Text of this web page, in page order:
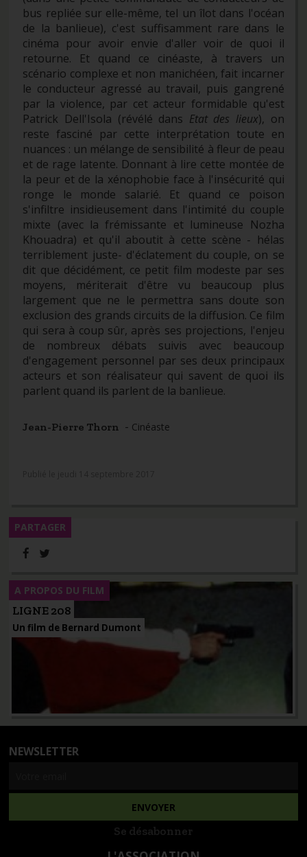
bus repliée sur elle-même, tel un îlot dans l'océan
de la banlieue), c'est suffisamment rare dans le
cinéma pour avoir envie d'aller voir de quoi il
retourne. Et quand ce cinéaste, à travers un
scénario complexe et non manichéen, fait incarner
le conducteur agressé au travail, puis gangrené
par la violence, par cet acteur formidable qu'est
Patrick Dell'Isola (révélé dans Etat des lieux), on
reste fasciné par cette interprétation toute en
nuances : un mélange de sensibilité à fleur de peau
et de rage latente. Donnant à lire cette montée de
la peur et de la xénophobie face à l'insécurité qui
ronge le monde salarié. Et quand ce poison
s'infiltre insidieusement dans l'intimité du couple
mixte (avec la frémissante et lumineuse Nozha
Khouadra) et qu'il aboutit à cette scène - hélas
terriblement juste- d'éclatement du couple, on se
dit que décidément, ce petit film modeste par ses
moyens, mériterait d'être vu beaucoup plus
largement que ne le permettra sans doute son
exclusion des grands circuits de la diffusion. Ce film
qui sera à coup sûr, après ses projections, l'enjeu
de nombreux débats suivis avec beaucoup
d'engagement personnel par ses deux principaux
acteurs et son réalisateur qui savent de quoi ils
parlent quand ils parlent de la banlieue.
Jean-Pierre Thorn - Cinéaste
PARTAGER
LIGNE 208
Un film de Bernard Dumont
A PROPOS DU FILM
NEWSLETTER
Se désabonner